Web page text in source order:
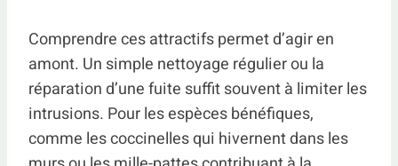
Comprendre ces attractifs permet d’agir en
amont. Un simple nettoyage régulier ou la
réparation d’une fuite suffit souvent à limiter les
intrusions. Pour les espèces bénéfiques,
comme les coccinelles qui hivernent dans les